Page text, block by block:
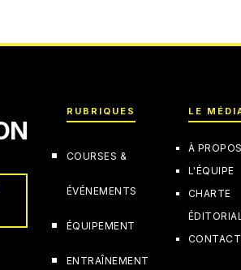
RUBRIQUES
COURSES &
ÉVÉNEMENTS
ÉQUIPEMENT
ENTRAÎNEMENT
LE
À
L'ÉQUIPE
CHARTE
CONTACT